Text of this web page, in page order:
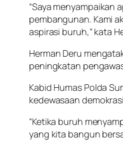
“Saya
pembangunan. Kami
aspirasi buruh,” kata
Herman Deru
peningkatan
Kabid Humas Polda
kedewasaan
“Ketika buruh
yang kita bangun